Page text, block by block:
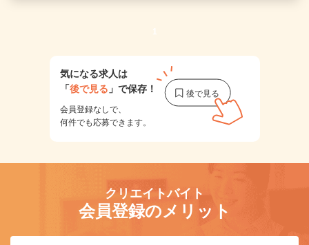
1
気になる求人は
「後で見る 」で保存！
会員登録なしで、
何件でも応募できます。
クリエイトバイト
会員登録のメリット